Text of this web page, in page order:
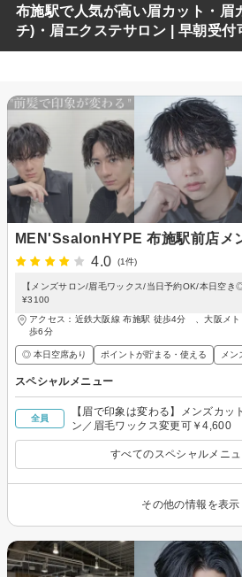
布施駅で人気が高い眉カット・眉
チ)・眉エクステサロン | 早朝受付
MEN'SsalonHYPE 布施駅前店メ
4.0
(1件)
【メンズサロン/眉毛ワックス/当日予約OK/本日空
¥3100
アクセス：近鉄大阪線 布施駅 徒歩4分 、大阪メ
歩6分
◎ 本日空席あり ポイントが貯まる・使える メン
スペシャルメニュー
全員
【眉で印象は変わる】メンズカッ
ン／眉毛ワックス変更可￥4,600
すべてのスペシャルメニ
その他の情報を表示